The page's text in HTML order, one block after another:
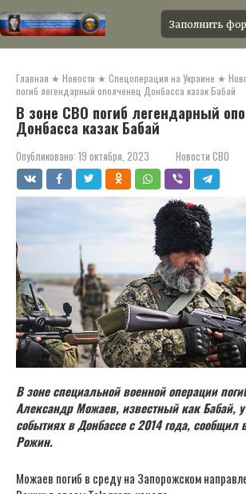
контенту
Заполнить
Главная ★ Новости ★ Спецоперация на Украине ★
погиб легендарный ополченец Донбасса казак Бабай
В зоне СВО погиб легендарный
Донбасса казак Бабай
Опубликовано: 19 октября, 2023 Новости СВО
В зоне специальной военной операции
Александр Можаев, известный как Бабай,
событиях в Донбассе с 2014 года, сообщил
Рожин.
Можаев погиб в среду на Запорожском